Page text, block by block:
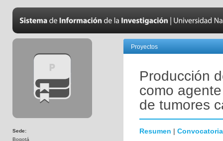
Sede:
Bogotá
Proyectos
Producción
como
de tumores
Resumen | Convocatoria